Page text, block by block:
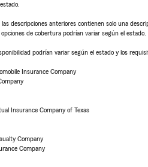
descripciones anteriores contienen solo una
de cobertura podrían variar según el
podrían variar según el estado y los
Insurance Company
Insurance Company of Texas
Company
Company